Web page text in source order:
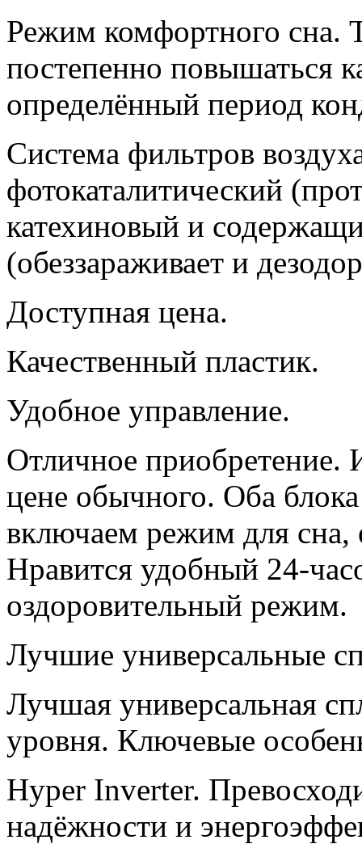
Режим комфортного сна.
постепенно повышаться
определённый период
Система фильтров
фотокаталитический
катехиновый и
(обеззараживает и
Доступная цена.
Качественный пластик.
Удобное управление.
Отличное приобретение.
цене обычного. Оба
включаем режим для сна,
Нравится удобный 24-
оздоровительный режим.
Лучшие универсальные
Лучшая универсальная
уровня. Ключевые
Hyper Inverter.
надёжности и